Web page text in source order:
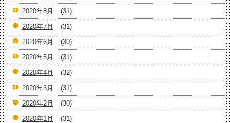
2020年8月
(31)
2020年7月
(31)
2020年6月
(30)
2020年5月
(31)
2020年4月
(32)
2020年3月
(31)
2020年2月
(30)
2020年1月
(31)